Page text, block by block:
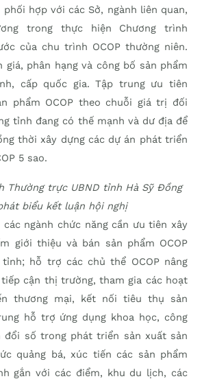
phối hợp với các Sở, ngành liên quan,
trong thực hiện Chương trình
của chu trình OCOP thường niên.
giá, phân hạng và công bố sản phẩm
cấp quốc gia. Tập trung ưu tiên
phẩm OCOP theo chuỗi giá trị đối
tỉnh đang có thế mạnh và dư địa để
thời xây dựng các dự án phát triển
5 sao.
Thường trực UBND tỉnh Hà Sỹ Đồng
biểu kết luận hội nghị
các ngành chức năng cần ưu tiên xây
giới thiệu và bán sản phẩm OCOP
hỗ trợ các chủ thể OCOP nâng
cận thị trường, tham gia các hoạt
thương mại, kết nối tiêu thụ sản
hỗ trợ ứng dụng khoa học, công
đổi số trong phát triển sản xuất sản
quảng bá, xúc tiến các sản phẩm
gắn với các điểm, khu du lịch, các